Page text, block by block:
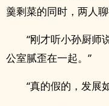
羹剩菜的同时，两人聊
“刚才听小孙厨师
公室腻歪在一起。”
“真的假的，发展